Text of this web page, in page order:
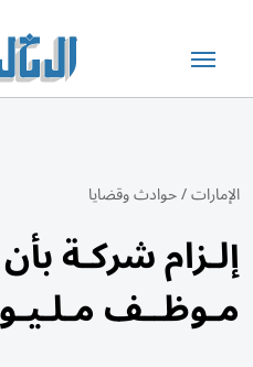
الإمارات/حوادث وقضايا
إلـزام شركـة
مـوظــف